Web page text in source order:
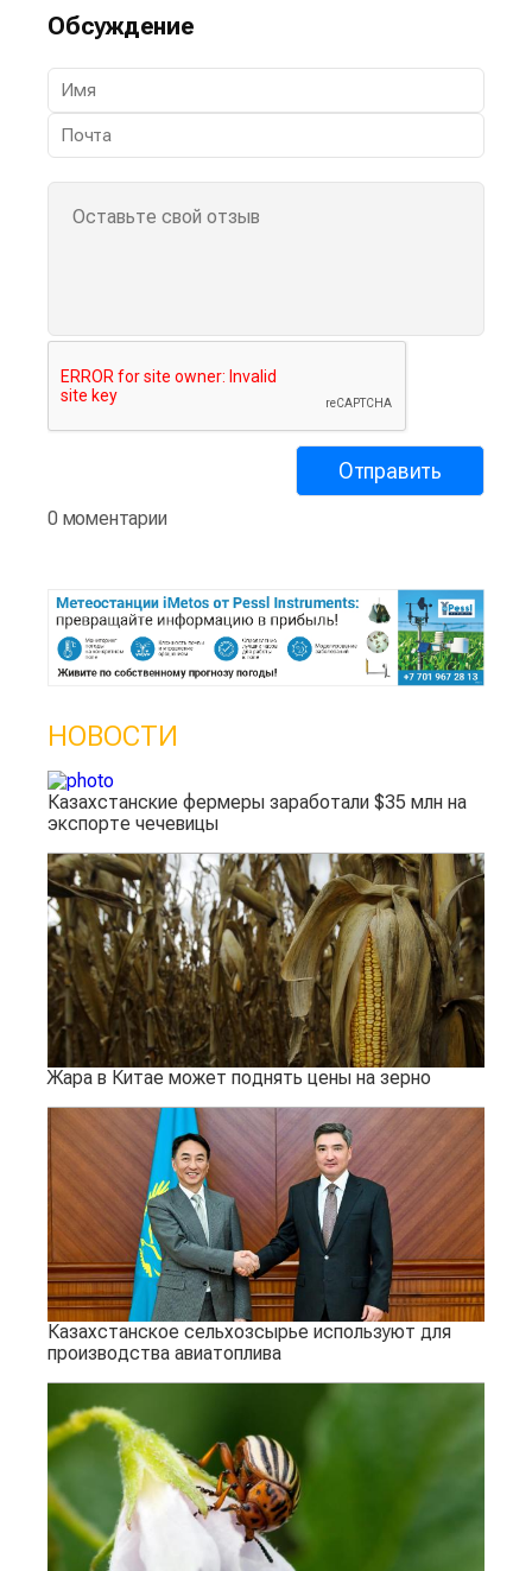
Обсуждение
0 моментарии
НОВОСТИ
Казахстанские фермеры заработали $35 млн на
экспорте чечевицы
Жара в Китае может поднять цены на зерно
Казахстанское сельхозсырье используют для
производства авиатоплива